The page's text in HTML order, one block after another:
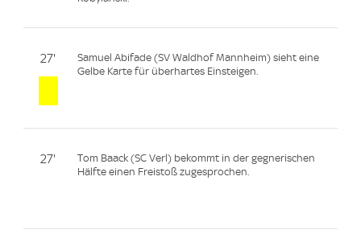
27'
Samuel Abifade (SV Waldhof Mannheim) sieht eine
Gelbe Karte für überhartes Einsteigen.
27'
Tom Baack (SC Verl) bekommt in der gegnerischen
Hälfte einen Freistoß zugesprochen.